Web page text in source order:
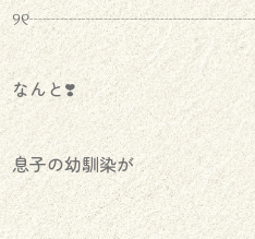
なんと❣️
息子の幼馴染が